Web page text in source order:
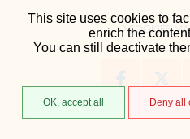
This site uses cookies to
enrich the
You can still deactivate
OK, accept all Deny all
COOKIES